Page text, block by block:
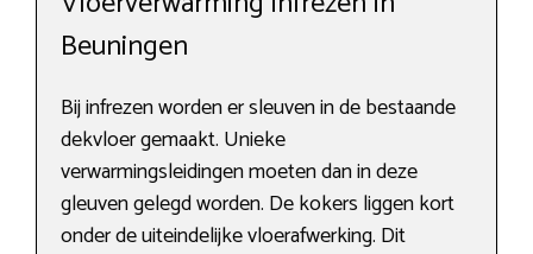
Beuningen
Bij infrezen worden er sleuven in de bestaande
dekvloer gemaakt. Unieke
verwarmingsleidingen moeten dan in deze
gleuven gelegd worden. De kokers liggen kort
onder de uiteindelijke vloerafwerking. Dit